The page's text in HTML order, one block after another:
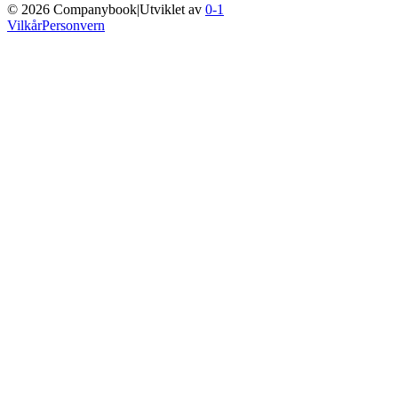
© 2026 Companybook|Utviklet av 0-1
VilkårPersonvern